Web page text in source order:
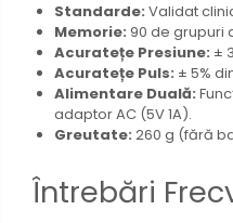
Standarde: Validat
Memorie: 90 de grupuri
Acuratețe Presiune: ±
Acuratețe Puls: ± 5%
Alimentare Duală:
adaptor AC (5V 1A).
Greutate: 260 g (fără
Întrebări